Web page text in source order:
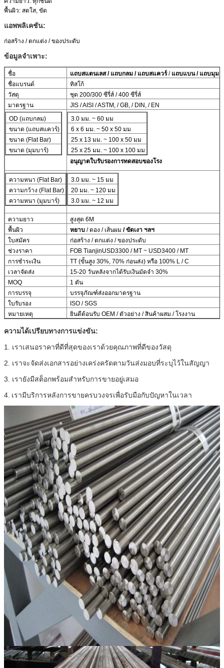
พื้นผิว: สดใส, ขัด
แอพพลิเคชัน:
ก่อสร้าง / ตกแต่ง / ของประดับ
ข้อมูลจำเพาะ:
ชื่อ แถบสแตนเลส / แถบกลม / แถบสแควร์ / แถบแบน / แถบมุม
ชื่อแบรนด์
ทิสโก้
วัสดุ
ชุด 200/300 ซีรี่ส์ / 400 ซีรี่ส์
มาตรฐาน
JIS / AISI / ASTM, / GB, / DIN, / EN
OD (แถบกลม)
ขนาด (แถบสแควร์)
ขนาด (Flat Bar)
ขนาด (มุมบาร์)
3.0 มม. ~ 60 มม
6 x 6 มม. ~ 50 x 50 มม
25 x 13 มม. ~ 100 x 50 มม
25 x 25 มม. ~ 100 x 100 มม
อนุญาตใบรับรองการทดสอบของโรง
ความหนา (Flat Bar)
ความกว้าง (Flat Bar)
ความหนา (มุมบาร์)
3.0 มม. ~ 15 มม
20 มม. ~ 120 มม
3.0 มม. ~ 12 มม
ความยาว
สูงสุด 6M
พื้นผิว
หยาบ / ดอง / เส้นผม / ขัดเงา ฯลฯ
ใบสมัคร
ก่อสร้าง / ตกแต่ง / ของประดับ
ช่วงราคา
FOB TianjinUSD3300 / MT ~ USD3400 / MT
  การชำระเงิน
  TT (ขั้นสูง 30%, 70% ก่อนส่ง) หรือ 100% L / C
  เวลาจัดส่ง
  15-20 วันหลังจากได้รับเงินมัดจำ 30%
  MOQ
  1 ตัน
  การบรรจุ
  บรรจุภัณฑ์ส่งออกมาตรฐาน
  ใบรับรอง
  ISO / SGS
  หมายเหตุ
  ยินดีต้อนรับ OEM / ตัวอย่าง / สินค้าผสม / โรงงาน
ความได้เปรียบทางการแข่งขัน:
1. เราเสนอราคาที่ดีที่สุดของเราด้วยคุณภาพที่ดีของวัสดุ
2. เราจะจัดส่งเอกสารอย่างเคร่งครัดตามวันส่งมอบที่ระบุไว้ในสัญญา
3. เรายังมีสต็อกพร้อมสำหรับการขายอยู่เสมอ
4. เรามีบริการหลังการขายครบวงจรเพื่อรับมือกับปัญหาในเวลา